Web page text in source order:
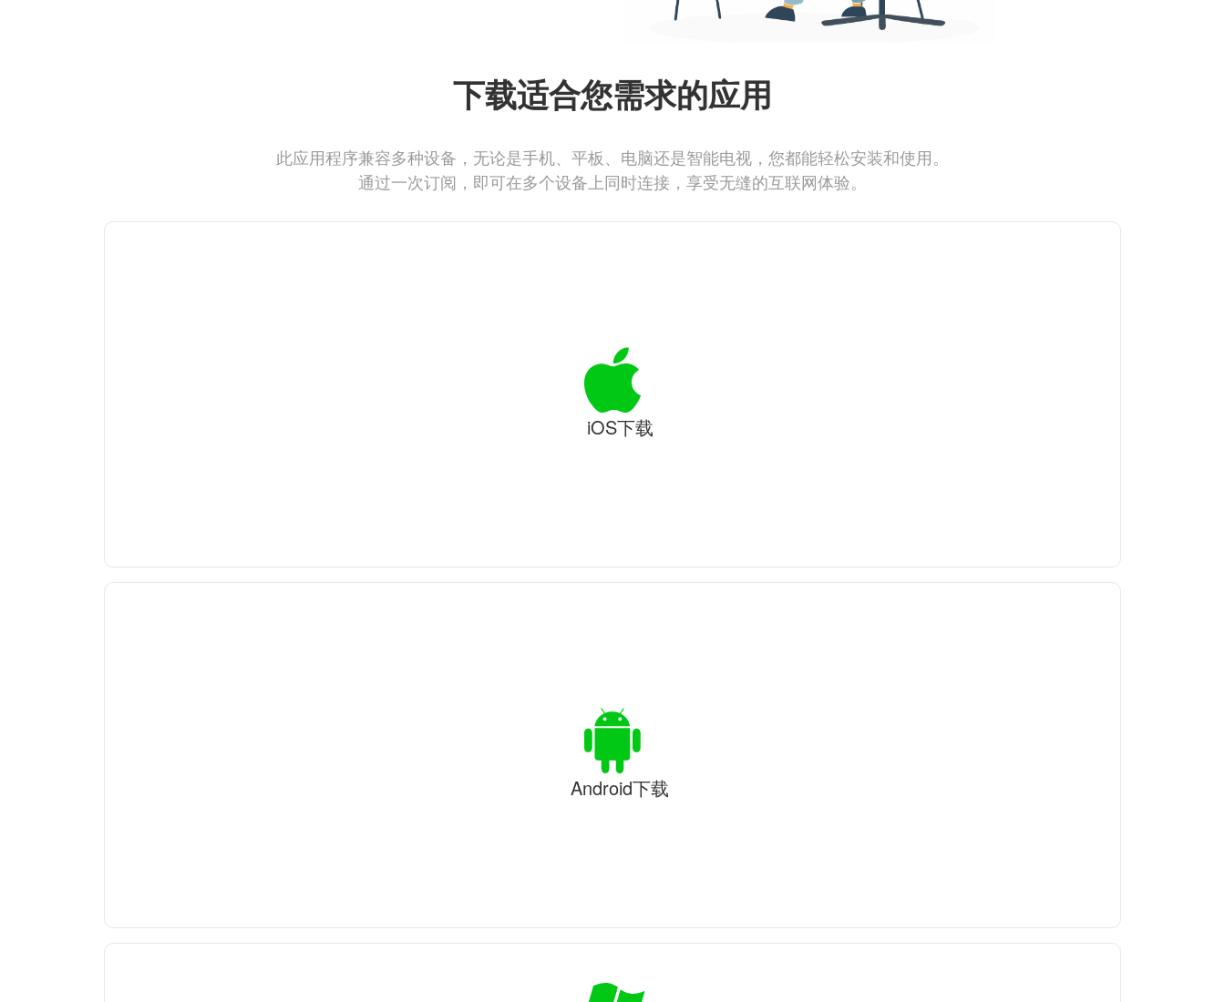
下载适合您需求的应用
此应用程序兼容多种设备，无论是手机、平板、电脑还是智能电视，您都能轻松安装和使用。
通过一次订阅，即可在多个设备上同时连接，享受无缝的互联网体验。
iOS下载
Android下载